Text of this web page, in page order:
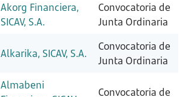
Akorg Financiera,
SICAV, S.A.
Convocatoria de
Junta Ordinaria
Alkarika, SICAV, S.A.
Convocatoria de
Junta Ordinaria
Almabeni
Convocatoria de